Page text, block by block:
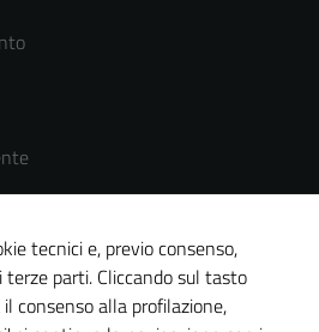
tecnici e, previo consenso,
terze parti. Cliccando sul tasto
consenso alla profilazione,